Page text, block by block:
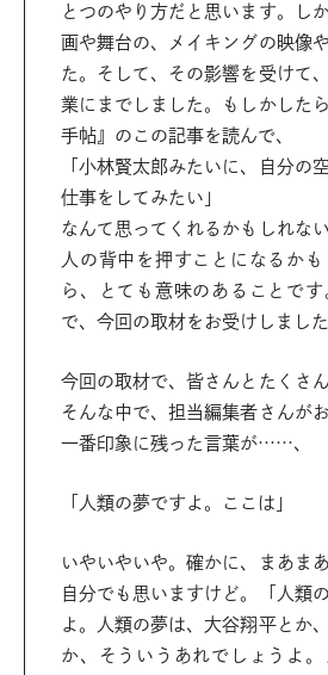
とつのやり方だと思います。し
画や舞台の、メイキングの映像
た。そして、その影響を受けて
業にまでしました。もしかした
手帖』のこの記事を読んで、
「小林賢太郎みたいに、自分の
仕事をしてみたい」
なんて思ってくれるかもしれな
人の背中を押すことになるか
ら、とても意味のあることで
で、今回の取材をお受けしました
今回の取材で、皆さんとたくさ
そんな中で、担当編集者さんが
一番印象に残った言葉が……、
「人類の夢ですよ。ここは」
いやいやいや。確かに、まあま
自分でも思いますけど。「人類
よ。人類の夢は、大谷翔平とか
か、そういうあれでしょうよ